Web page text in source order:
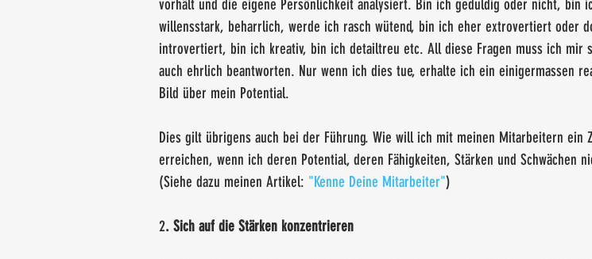
vorhält und die eigene Persönlichkeit analysiert. Bin ich geduldig oder nicht, bin
willensstark, beharrlich, werde ich rasch wütend, bin ich eher extrovertiert oder
introvertiert, bin ich kreativ, bin ich detailtreu etc. All diese Fragen muss ich mir
auch ehrlich beantworten. Nur wenn ich dies tue, erhalte ich ein einigermassen
Bild über mein Potential.
Dies gilt übrigens auch bei der Führung. Wie will ich mit meinen Mitarbeitern ein
erreichen, wenn ich deren Potential, deren Fähigkeiten, Stärken und Schwächen
(Siehe dazu meinen Artikel: "Kenne Deine Mitarbeiter")
2. Sich auf die Stärken konzentrieren